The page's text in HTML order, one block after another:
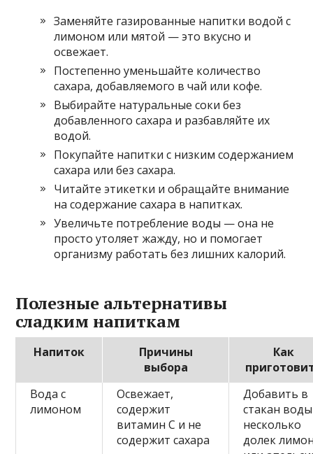
Заменяйте газированные напитки водой с
лимоном или мятой — это вкусно и
освежает.
Постепенно уменьшайте количество
сахара, добавляемого в чай или кофе.
Выбирайте натуральные соки без
добавленного сахара и разбавляйте их
водой.
Покупайте напитки с низким содержанием
сахара или без сахара.
Читайте этикетки и обращайте внимание
на содержание сахара в напитках.
Увеличьте потребление воды — она не
просто утоляет жажду, но и помогает
организму работать без лишних калорий.
Полезные альтернативы
сладким напиткам
Напиток
Причины
выбора
Как
Вода с
лимоном
Освежает,
содержит
витамин C и не
содержит сахара
Добавить в
стакан воды
несколько
долек